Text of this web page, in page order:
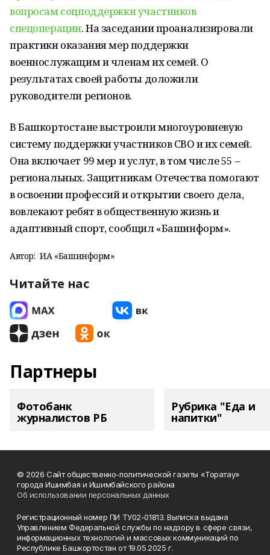
вопросам соцподдержки участников
спецоперации. На заседании проанализировали
практики оказания мер поддержки
военнослужащим и членам их семей. О
результатах своей работы доложили
руководители регионов.
В Башкортостане выстроили многоуровневую
систему поддержки участников СВО и их семей.
Она включает 99 мер и услуг, в том числе 55 –
региональных. Защитникам Отечества помогают
в освоении профессий и открытии своего дела,
вовлекают ребят в общественную жизнь и
адаптивный спорт, сообщил «Башинформ».
Автор: ИА «Башинформ»
Читайте нас
Партнеры
Фотобанк
журналистов РБ
Рубрика "Еда и
напитки"
© 2026 Сайт общественно-политической газеты «Торатау»
города Ишимбая и Ишимбайского района
Об использовании персональных данных
Регистрационный номер ПИ ТУ02-01813. Выписка выдана
Управлением Федеральной службы по надзору в сфере связи,
информационных технологий и массовых коммуникаций по
Республике Башкортостан от 19.05.2025 г.